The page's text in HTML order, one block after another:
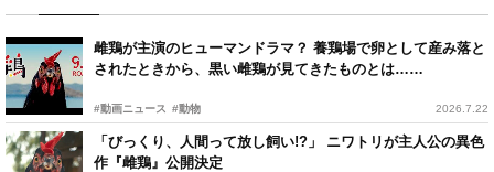
雌鶏が主演のヒューマンドラマ？ 養鶏場で卵として産み落と
されたときから、黒い雌鶏が見てきたものとは……
#動画ニュース #動物 2026.7.22
「びっくり、人間って放し飼い!?」 ニワトリが主人公の異色
作『雌鶏』公開決定